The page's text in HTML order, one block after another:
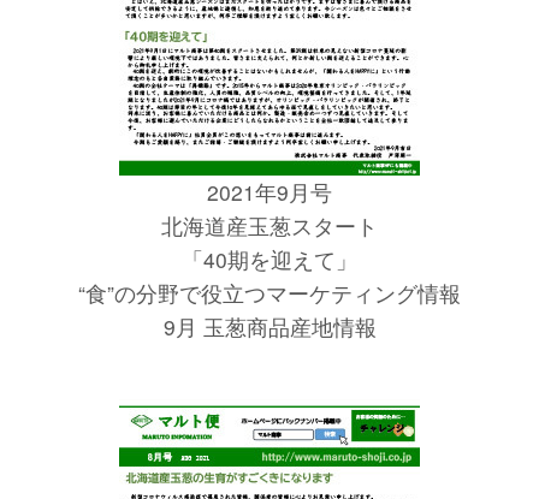
2021年9月号
北海道産玉葱スタート
「40期を迎えて」
“食”の分野で役立つマーケティング情報
9月 玉葱商品産地情報